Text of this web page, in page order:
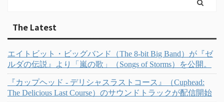
The Latest
エイトビット・ビッグバンド（The 8-bit Big Band）が『ゼ
ルダの伝説』より「嵐の歌」（Songs of Storms）を公開。
『カップヘッド - デリシャスラストコース』（Cuphead:
The Delicious Last Course）のサウンドトラックが配信開始